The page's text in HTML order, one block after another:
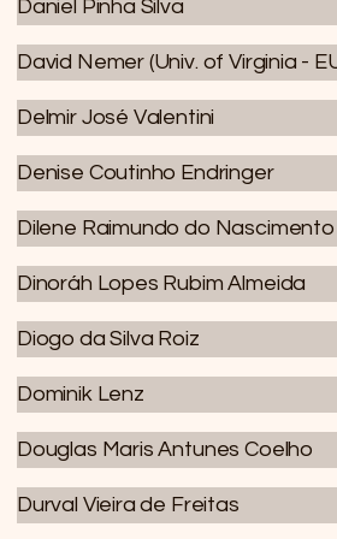
Daniel Pinha Silva
David Nemer (Univ. of Virginia -
Delmir José Valentini
Denise Coutinho Endringer
Dilene Raimundo do Nascimento
Dinoráh Lopes Rubim Almeida
Diogo da Silva Roiz
Dominik Lenz
Douglas Maris Antunes Coelho
Durval Vieira de Freitas